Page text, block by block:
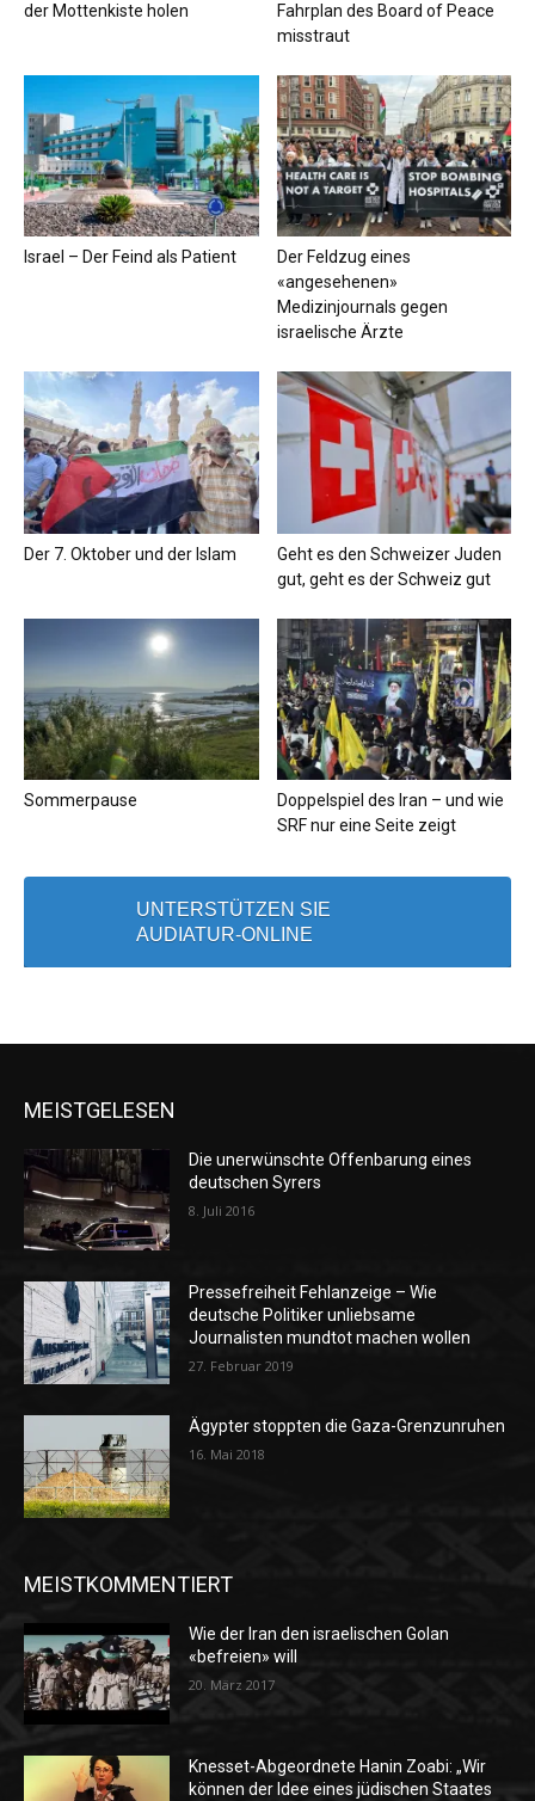
der Mottenkiste holen
Fahrplan des Board of Peace
misstraut
Israel – Der Feind als Patient
Der Feldzug eines
«angesehenen»
Medizinjournals gegen
israelische Ärzte
Der 7. Oktober und der Islam
Geht es den Schweizer Juden
gut, geht es der Schweiz gut
Sommerpause
Doppelspiel des Iran – und wie
SRF nur eine Seite zeigt
UNTERSTÜTZEN SIE
AUDIATUR-ONLINE
MEISTGELESEN
Die unerwünschte Offenbarung eines
deutschen Syrers
8. Juli 2016
Pressefreiheit Fehlanzeige – Wie
deutsche Politiker unliebsame
Journalisten mundtot machen wollen
27. Februar 2019
Ägypter stoppten die Gaza-Grenzunruhen
16. Mai 2018
MEISTKOMMENTIERT
Wie der Iran den israelischen Golan
«befreien» will
20. März 2017
Knesset-Abgeordnete Hanin Zoabi: „Wir
können der Idee eines jüdischen Staates